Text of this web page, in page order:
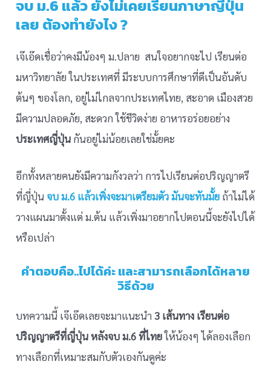
จบ ม.6 แล้ว ยังไม่เคยเรียนภาษาญี่ปุ่น
เลย ต้องทำยังไง ?
เจ๊เอ๊ดเชื่อว่าคงมีน้องๆ ม.ปลาย สนใจอยากจะไป เรียนต่อ
มหาวิทยาลัย ในประเทศที่ มีระบบการศึกษาที่ดีเป็นอันดับ
ต้นๆ ของโลก, อยู่ไม่ไกลจากประเทศไทย, สะอาด เมืองสวย
มีความปลอดภัย, สะดวก ใช้ชีวิตง่าย อาหารอร่อยอย่าง
ประเทศญี่ปุ่น กันอยู่ไม่น้อยเลยใช่มั้ยคะ
อีกทั้งหลายคนยังมีความกังวลว่า การไปเรียนต่อปริญญาตรี
ที่ญี่ปุ่น จบ ม.6 แล้วเพิ่งจะมาเตรียมตัว มันจะทันมั้ย ถ้าไม่ได้
วางแผนมาตั้งแต่ ม.ต้น แล้วเพิ่งมาอยากไปตอนนี้จะยังไปได้
หรือเปล่า
คำตอบคือ..ไปได้ค่ะ และสามารถเลือกได้หลาย
วิธีด้วย
บทความนี้ เจ๊เอ๊ดเลยจะมาแนะนำ 3 เส้นทาง เรียนต่อ
ปริญญาตรีที่ญี่ปุ่น หลังจบ ม.6 ที่ไทยให้น้องๆ ได้ลองเลือก
ทางเลือกที่เหมาะสมกับตัวเองกันดูค่ะ